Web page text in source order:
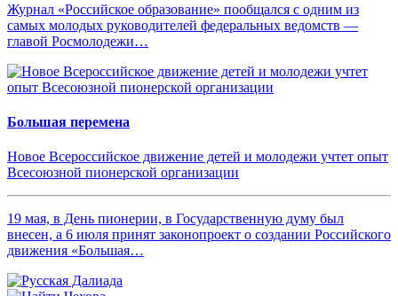
Журнал «Российское образование» пообщался с одним из
самых молодых руководителей федеральных ведомств —
главой Росмолодежи…
Большая перемена
Новое Всероссийское движение детей и молодежи учтет опыт
Всесоюзной пионерской организации
19 мая, в День пионерии, в Государственную думу был
внесен, а 6 июля принят законопроект о создании Российского
движения «Большая…